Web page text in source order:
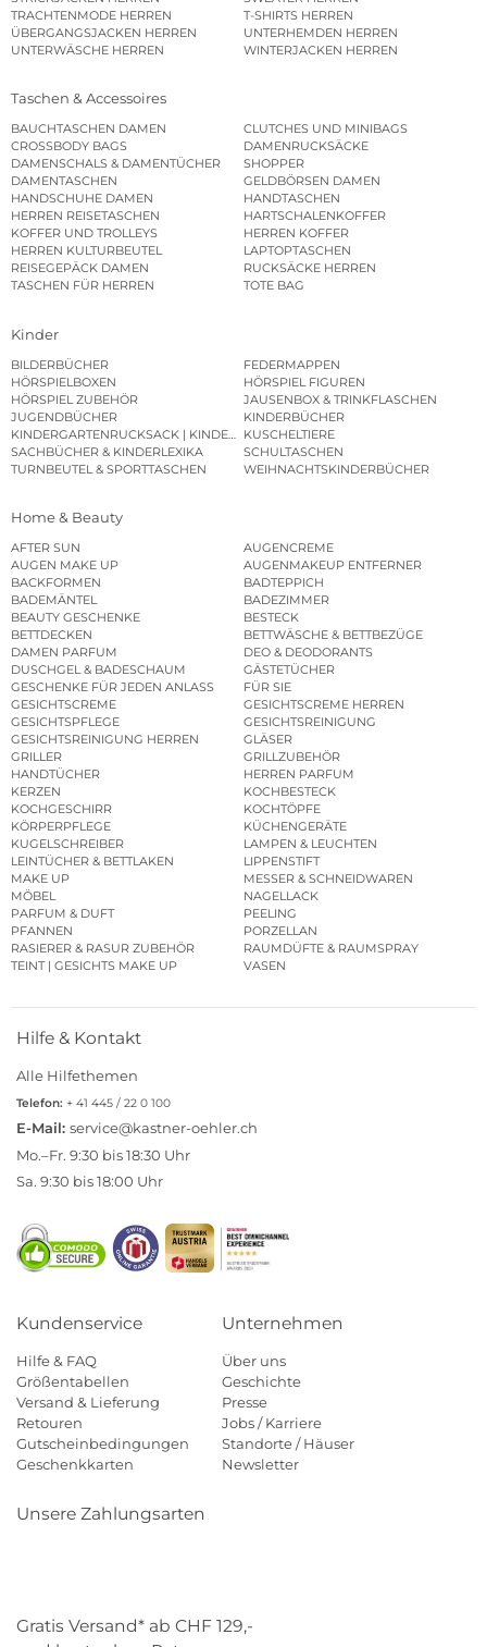
TRACHTENMODE HERREN
T-SHIRTS HERREN
ÜBERGANGSJACKEN HERREN
UNTERHEMDEN HERREN
UNTERWÄSCHE HERREN
WINTERJACKEN HERREN
Taschen & Accessoires
BAUCHTASCHEN DAMEN
CLUTCHES UND MINIBAGS
CROSSBODY BAGS
DAMENRUCKSÄCKE
DAMENSCHALS & DAMENTÜCHER
SHOPPER
DAMENTASCHEN
GELDBÖRSEN DAMEN
HANDSCHUHE DAMEN
HANDTASCHEN
HERREN REISETASCHEN
HARTSCHALENKOFFER
KOFFER UND TROLLEYS
HERREN KOFFER
HERREN KULTURBEUTEL
LAPTOPTASCHEN
REISEGEPÄCK DAMEN
RUCKSÄCKE HERREN
TASCHEN FÜR HERREN
TOTE BAG
Kinder
BILDERBÜCHER
FEDERMAPPEN
HÖRSPIELBOXEN
HÖRSPIEL FIGUREN
HÖRSPIEL ZUBEHÖR
JAUSENBOX & TRINKFLASCHEN
JUGENDBÜCHER
KINDERBÜCHER
KINDERGARTENRUCKSACK | KINDERGARTENBEUTEL
KUSCHELTIERE
SACHBÜCHER & KINDERLEXIKA
SCHULTASCHEN
TURNBEUTEL & SPORTTASCHEN
WEIHNACHTSKINDERBÜCHER
Home & Beauty
AFTER SUN
AUGENCREME
AUGEN MAKE UP
AUGENMAKEUP ENTFERNER
BACKFORMEN
BADTEPPICH
BADEMÄNTEL
BADEZIMMER
BEAUTY GESCHENKE
BESTECK
BETTDECKEN
BETTWÄSCHE & BETTBEZÜGE
DAMEN PARFUM
DEO & DEODORANTS
DUSCHGEL & BADESCHAUM
GÄSTETÜCHER
GESCHENKE FÜR JEDEN ANLASS
FÜR SIE
GESICHTSCREME
GESICHTSCREME HERREN
GESICHTSPFLEGE
GESICHTSREINIGUNG
GESICHTSREINIGUNG HERREN
GLÄSER
GRILLER
GRILLZUBEHÖR
HANDTÜCHER
HERREN PARFUM
KERZEN
KOCHBESTECK
KOCHGESCHIRR
KOCHTÖPFE
KÖRPERPFLEGE
KÜCHENGERÄTE
KUGELSCHREIBER
LAMPEN & LEUCHTEN
LEINTÜCHER & BETTLAKEN
LIPPENSTIFT
MAKE UP
MESSER & SCHNEIDWAREN
MÖBEL
NAGELLACK
PARFUM & DUFT
PEELING
PFANNEN
PORZELLAN
RASIERER & RASUR ZUBEHÖR
RAUMDÜFTE & RAUMSPRAY
TEINT | GESICHTS MAKE UP
VASEN
Hilfe & Kontakt
Alle Hilfethemen
Telefon: + 41 445 / 22 0 100
E-Mail: service@kastner-oehler.ch
Mo.–Fr. 9:30 bis 18:30 Uhr
Sa. 9:30 bis 18:00 Uhr
Kundenservice
Hilfe & FAQ
Größentabellen
Versand & Lieferung
Retouren
Gutscheinbedingungen
Geschenkkarten
Unternehmen
Über uns
Geschichte
Presse
Jobs / Karriere
Standorte / Häuser
Newsletter
Unsere Zahlungsarten
Gratis Versand* ab CHF 129,-